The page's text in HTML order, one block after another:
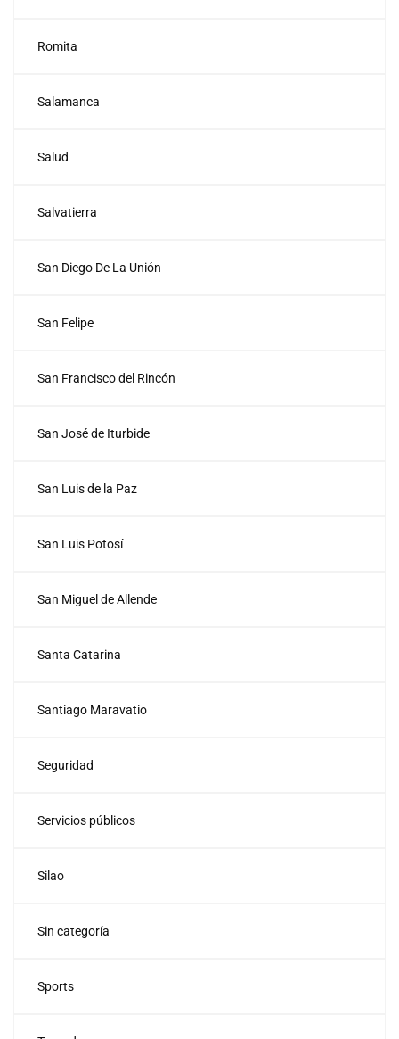
Romita
Salamanca
Salud
Salvatierra
San Diego De La Unión
San Felipe
San Francisco del Rincón
San José de Iturbide
San Luis de la Paz
San Luis Potosí
San Miguel de Allende
Santa Catarina
Santiago Maravatio
Seguridad
Servicios públicos
Silao
Sin categoría
Sports